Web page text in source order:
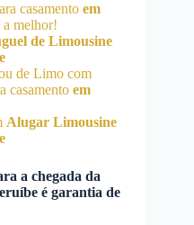
casamento em
melhor!
de Limousine
de Limo com
casamento em
Alugar Limousine
a chegada da
é garantia de